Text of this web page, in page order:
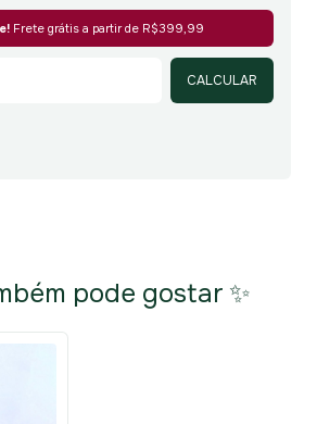
Alterar CEP
Frete grátis a partir de R$399,99
CALCULAR
pode gostar ✨